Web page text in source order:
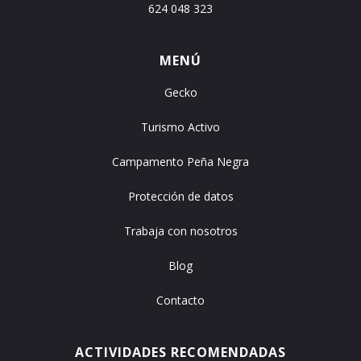
624 048 323
MENÚ
Gecko
Turismo Activo
Campamento Peña Negra
Protección de datos
Trabaja con nosotros
Blog
Contacto
ACTIVIDADES RECOMENDADAS